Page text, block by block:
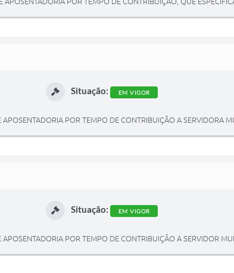
Situação: EM VIGOR
POR TEMPO DE CONTRIBUIÇÃO A SERVIDORA
Situação: EM VIGOR
POR TEMPO DE CONTRIBUIÇÃO A SERVIDOR